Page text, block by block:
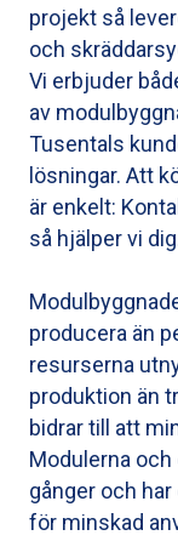
projekt så
och
Vi erbjuder
av
Tusentals
lösningar. Att
är enkelt:
så hjälper vi
producera än
resurserna
produktion än
bidrar till att
Modulerna och
gånger och
för minskad